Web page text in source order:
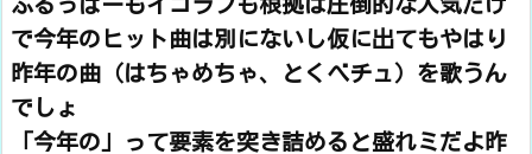
で今年のヒット曲は別にないし仮に出てもやはり
昨年の曲（はちゃめちゃ、とくべチュ）を歌うん
でしょ
「今年の」って要素を突き詰めると盛れミだよ昨